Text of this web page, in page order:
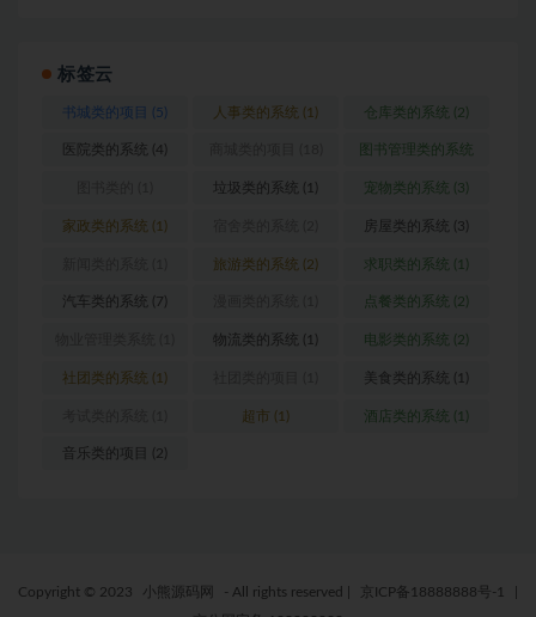
标签云
书城类的项目 (5) 人事类的系统 (1) 仓库类的系统 (2)
医院类的系统 (4) 图书管理类的系统
(1)
垃圾类的系统 (1) 宠物类的系统 (3)
家政类的系统 (1) 房屋类的系统 (3)
旅游类的系统 (2) 求职类的系统 (1)
汽车类的系统 (7) 点餐类的系统 (2)
物流类的系统 (1) 电影类的系统 (2)
社团类的系统 (1) 美食类的系统 (1)
超市 (1) 酒店类的系统 (1)
音乐类的项目 (2)
Copyright © 2023 小熊源码网 - All rights reserved 京ICP备18888888号-1